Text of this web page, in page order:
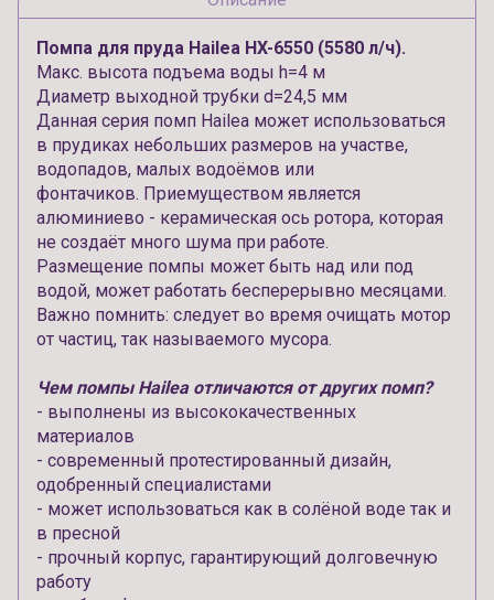
Помпа для пруда Hailea HX-6550 (5580 л/ч).
Макс. высота подъема воды h=4 м
Диаметр выходной трубки d=24,5 мм
Данная серия помп Hailea может использоваться
в прудиках небольших размеров на участве,
водопадов, малых водоёмов или
фонтачиков. Приемуществом является
алюминиево - керамическая ось ротора, которая
не создаёт много шума при работе.
Размещение помпы может быть над или под
водой, может работать бесперерывно месяцами.
Важно помнить: следует во время очищать мотор
от частиц, так называемого мусора.
Чем помпы Hailea отличаются от других помп?
- выполнены из высококачественных
материалов
- современный протестированный дизайн,
одобренный специалистами
- может использоваться как в солёной воде так и
в пресной
- прочный корпус, гарантирующий долговечную
работу